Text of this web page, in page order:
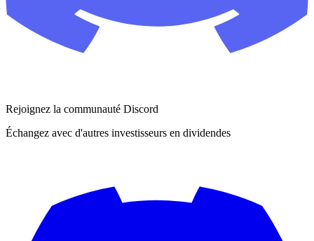
Rejoignez la communauté Discord
Échangez avec d'autres investisseurs en dividendes